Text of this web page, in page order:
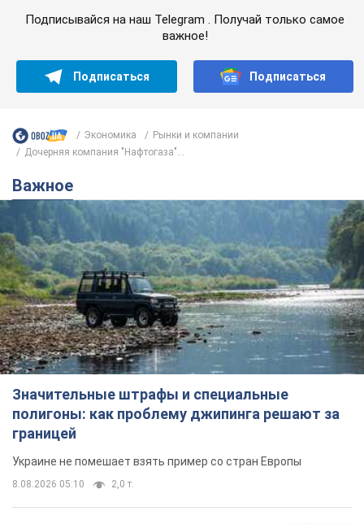
Подписывайся на наш Telegram . Получай только самое
важное!
Подписаться Подписаться
Экономика
Рынки и компании
Дочерняя компания "Нафтогаза"...
Важное
Значительные штрафы и специальные
полигоны: как проблему джипинга решают за
границей
Украине не помешает взять пример со стран Европы
8.08.2026 05:10 2,0 т.